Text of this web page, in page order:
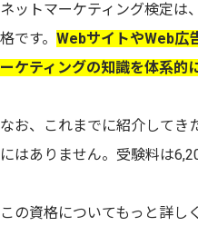
ネットマーケティング検定は
格です。 WebサイトやWeb広
ーケティングの知識を体系的
なお、これまでに紹介してき
にはありません。受験料は
この資格についてもっと詳し